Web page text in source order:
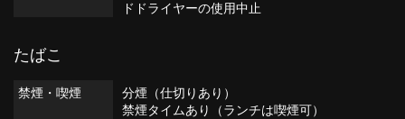
ドドライヤーの使用中止
たばこ
禁煙・喫煙
分煙（仕切りあり）
禁煙タイムあり（ランチは喫煙可）